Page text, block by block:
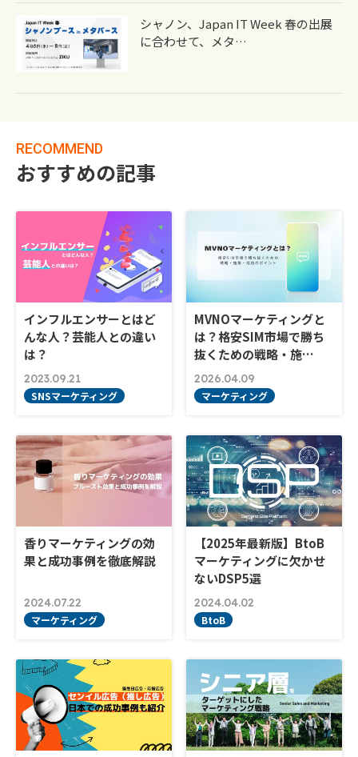
シャノン、Japan IT Week 春の出展
に合わせて、メタ…
RECOMMEND
おすすめの記事
インフルエンサーとはど
んな人？芸能人との違い
は？
2023.09.21
SNSマーケティング
MVNOマーケティングと
は？格安SIM市場で勝ち
抜くための戦略・施…
2026.04.09
マーケティング
香りマーケティングの効
果と成功事例を徹底解説
2024.07.22
マーケティング
【2025年最新版】BtoB
マーケティングに欠かせ
ないDSP5選
2024.04.02
BtoB